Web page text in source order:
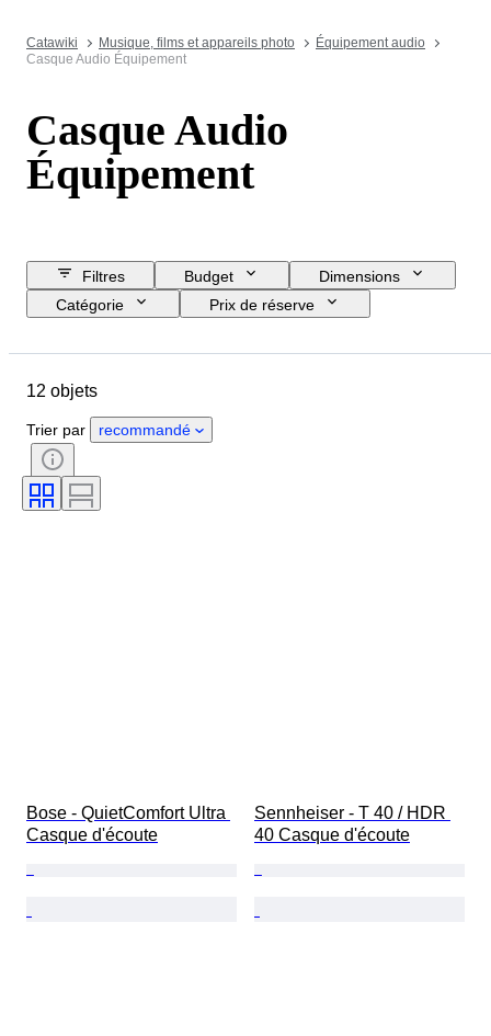
Catawiki Musique, films et appareils photo
Équipement audio
Casque Audio Équipement
Casque Audio
Équipement
Filtres Budget
Dimensions
Catégorie
Prix de réserve
Suppléments
Testé et en état de marche
12 objets
Trier par recommandé
Bose - QuietComfort Ultra
Casque d'écoute
Sennheiser - T 40 / HDR
40 Casque d'écoute